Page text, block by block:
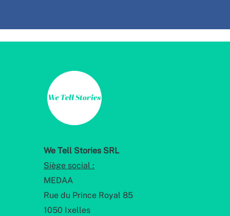
We Tell Stories SRL
Siège social :
MEDAA
Rue du Prince Royal 85
1050 Ixelles